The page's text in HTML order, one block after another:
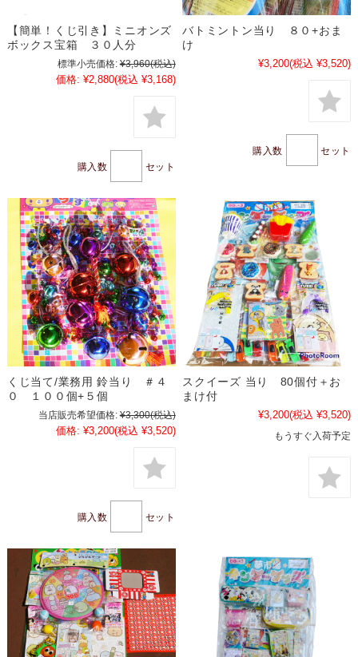
【簡単！くじ引き】ミニオンズ
ボックス宝箱 ３０人分
標準小売価格: ¥3,960(税込)
価格: ¥2,880(税込 ¥3,168)
購入数 セット
バトミントン当り ８０+おま
け
¥3,200(税込 ¥3,520)
購入数 セット
くじ当て/業務用 鈴当り ＃４
０ １００個+５個
当店販売希望価格: ¥3,300(税込)
価格: ¥3,200(税込 ¥3,520)
購入数 セット
スクイーズ 当り 80個付＋お
まけ付
¥3,200(税込 ¥3,520)
もうすぐ入荷予定